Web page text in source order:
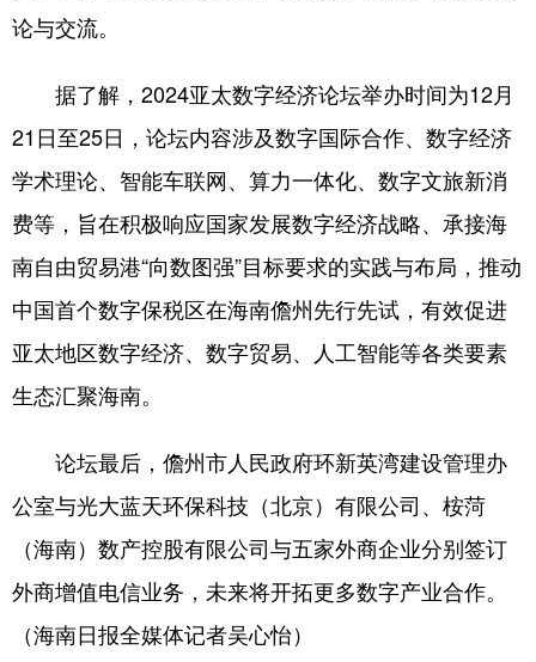
论与交流。
据了解，2024亚太数字经济论坛举办时间为12月
21日至25日，论坛内容涉及数字国际合作、数字经济
学术理论、智能车联网、算力一体化、数字文旅新消
费等，旨在积极响应国家发展数字经济战略、承接海
南自由贸易港“向数图强”目标要求的实践与布局，推动
中国首个数字保税区在海南儋州先行先试，有效促进
亚太地区数字经济、数字贸易、人工智能等各类要素
生态汇聚海南。
论坛最后，儋州市人民政府环新英湾建设管理办
公室与光大蓝天环保科技（北京）有限公司、桉菏
（海南）数产控股有限公司与五家外商企业分别签订
外商增值电信业务，未来将开拓更多数字产业合作。
（海南日报全媒体记者吴心怡）